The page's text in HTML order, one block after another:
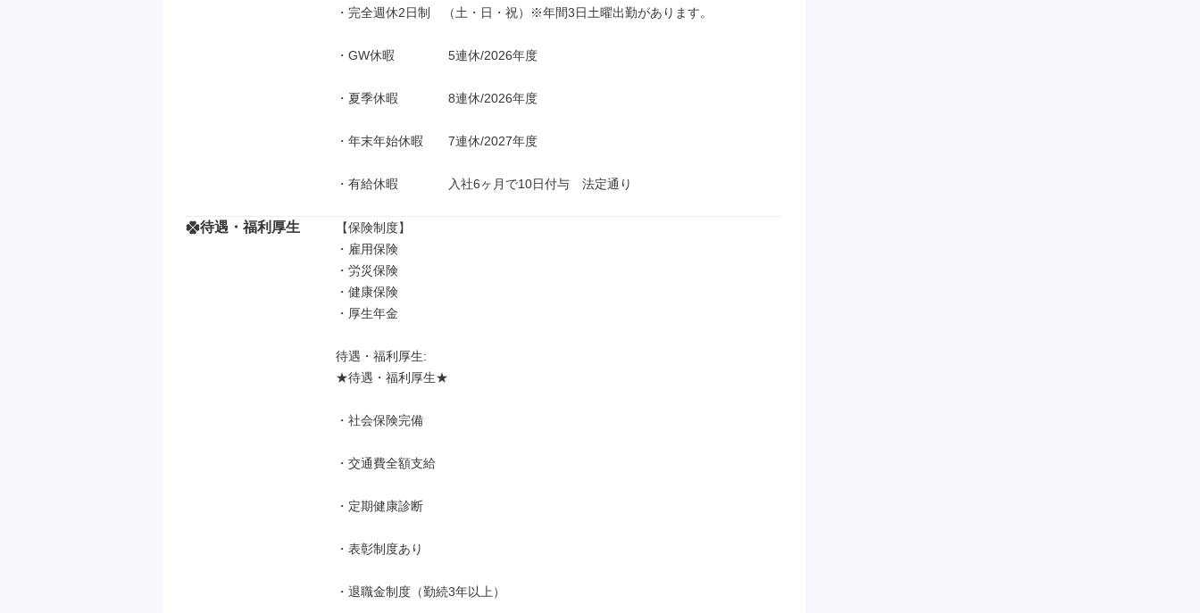
・完全週休2日制　（土・日・祝）※年間3日土曜出勤があります。
・GW休暇　　　　 5連休/2026年度
・夏季休暇　　　　8連休/2026年度
・年末年始休暇　　7連休/2027年度
・有給休暇　　　　入社6ヶ月で10日付与　法定通り
待遇・福利厚生
【保険制度】
・雇用保険
・労災保険
・健康保険
・厚生年金
待遇・福利厚生:
★待遇・福利厚生★
・社会保険完備
・交通費全額支給
・定期健康診断
・表彰制度あり
・退職金制度（勤続3年以上）